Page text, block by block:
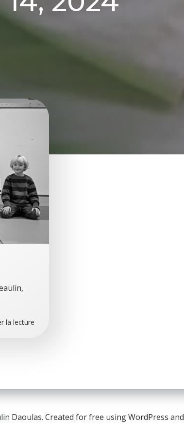
la lecture
Daoulas. Created for free using WordPress and